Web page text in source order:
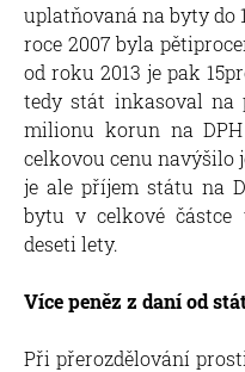
uplatňovaná na byty do
roce 2007 byla
od roku 2013 je pak
tedy stát inkasoval na
milionu korun na
celkovou cenu navýšilo
je ale příjem státu na
bytu v celkové částce
deseti lety.
Více peněz z daní od
Při přerozdělování